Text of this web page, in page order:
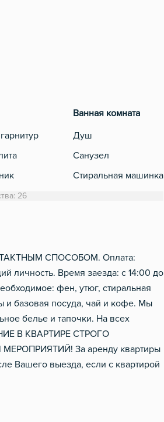
стол
приборы
Ванная комната
Душ
Санузел
Стиральная машинка
Шампунь, мыло
26
СПОСОБОМ. Оплата:
личность. Время заезда: с 14:00 до
фен, утюг, стиральная
и базовая посуда, чай и кофе. Мы
белье и тапочки. На всех
В КВАРТИРЕ СТРОГО
За аренду квартиры
Вашего выезда, если с квартирой